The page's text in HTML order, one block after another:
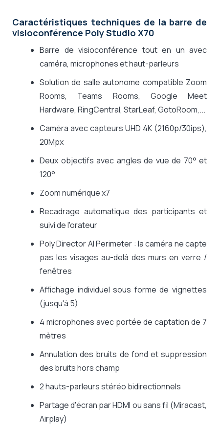
Caractéristiques techniques de la barre de
visioconférence Poly Studio X70
Barre de visioconférence tout en un avec
caméra, microphones et haut-parleurs
Solution de salle autonome compatible Zoom
Rooms, Teams Rooms, Google Meet
Hardware, RingCentral, StarLeaf, GotoRoom,...
Caméra avec capteurs UHD 4K (2160p/30ips),
20Mpx
Deux objectifs avec angles de vue de 70° et
120°
Zoom numérique x7
Recadrage automatique des participants et
suivi de l'orateur
Poly Director AI Perimeter : la caméra ne capte
pas les visages au-delà des murs en verre /
fenêtres
Affichage individuel sous forme de vignettes
(jusqu'à 5)
4 microphones avec portée de captation de 7
mètres
Annulation des bruits de fond et suppression
des bruits hors champ
2 hauts-parleurs stéréo bidirectionnels
Partage d'écran par HDMI ou sans fil (Miracast,
Airplay)